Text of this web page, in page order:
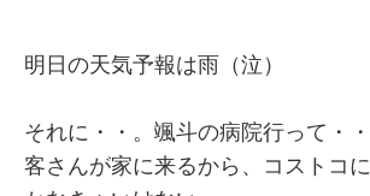
明日の天気予報は雨（泣）
それに・・。颯斗の病院行って・
客さんが家に来るから、コストコ